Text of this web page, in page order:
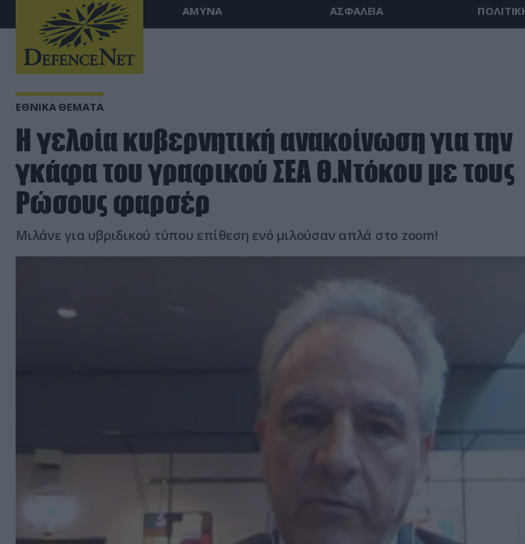
ΑΜΥΝΑ ΑΣΦΑΛΕΙΑ
ΕΘΝΙΚΑ ΘΕΜΑΤΑ
Η γελοία κυβερνητική ανακοίνωση για την
γκάφα του γραφικού ΣΕΑ Θ.Ντόκου με τους
Ρώσους φαρσέρ
Μιλάνε για υβριδικού τύπου επίθεση ενό μιλούσαν απλά στο zoom!